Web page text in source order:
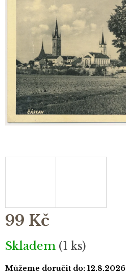
99 Kč
Měrná
cena:
Skladem (1 ks)
Můžeme doručit do: 12.8.2026